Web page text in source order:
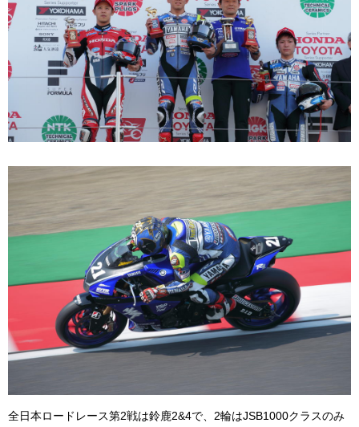
全日本ロードレース第2戦は鈴鹿2&4で、2輪はJSB1000クラスのみ